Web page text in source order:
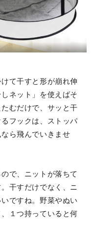
て干すと形が崩れ伸
ネット」を使えばそ
むだけで、サッと干
フックは、ストッパ
ら飛んでいきませ
で、ニットが落ちて
干すだけでなく、ニ
ですね。野菜やぬい
１つ持っていると何